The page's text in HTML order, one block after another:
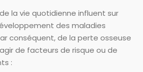
la vie quotidienne influent sur
des maladies
conséquent, de la perte osseuse
de facteurs de risque ou de
: